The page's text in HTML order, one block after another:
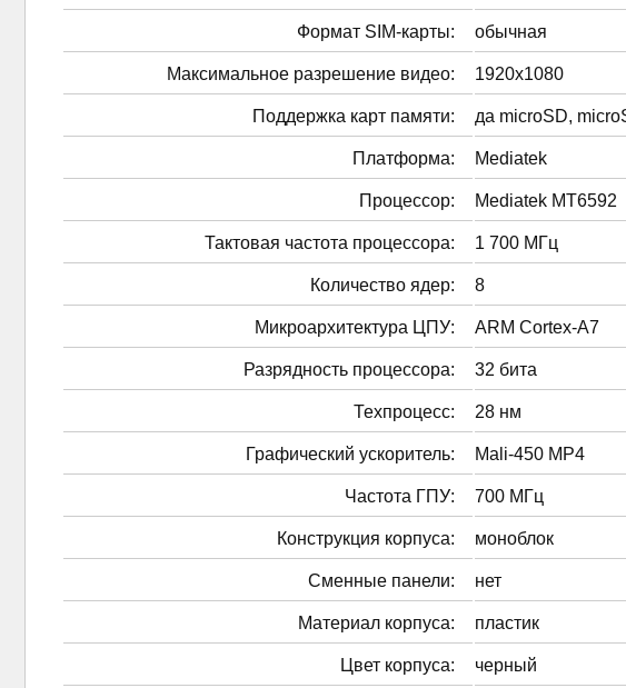
Формат SIM-карты: обычная
Максимальное разрешение видео: 1920x1080
Поддержка карт памяти: да microSD,
Платформа: Mediatek
Процессор: Mediatek MT6592
Тактовая частота процессора: 1 700 МГц
Количество ядер: 8
Микроархитектура ЦПУ: ARM Cortex-A7
Разрядность процессора: 32 бита
Техпроцесс: 28 нм
Графический ускоритель: Mali-450 MP4
Частота ГПУ: 700 МГц
Конструкция корпуса: моноблок
Сменные панели: нет
Материал корпуса: пластик
Цвет корпуса: черный